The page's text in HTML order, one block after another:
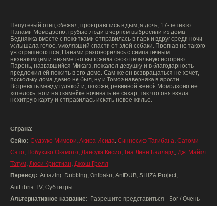
Непутевый отец сбежал, проигравшись в дым, а дочь, 17-летнюю
Нанами Момодзоно, грубые люди в черном выбросили из дома.
Бедняжка вместе с пожитками отправилась в парк и вдруг среди ночи
услышала голос, умолявший спасти от злой собаки. Прогнав не такого
уж страшного пса, Нанами разговорилась с симпатичным
незнакомцем и незаметно выложила свою печальную историю.
Парень, назвавшийся Микагэ, пожалел девушку и в благодарность
предложил ей пожить в его доме. Сам же он возвращаться не хочет,
поскольку дома давно не был, ну и Томоэ наверняка в ярости.
Встревать между гулякой и, похоже, ревнивой женой Момодзоно не
хотелось, но и на скамейке ночевать не сахар, так что она взяла
нехитрую карту и отправилась искать новое жилье.
Страна:
Сейю: Судзуко Мимори, Акира Исида, Синносукэ Татибана, Сатоми
Сато, Нобухико Окамото, Даисукэ Кисио, Тиа Линн Баллард, Дж. Майкл
Татум, Люси Кристиан, Джош Грелл
Перевод: Amazing Dubbing, Onibaku, AniDUB, SHIZA Project,
AniLibria.TV, Субтитры
Альтернативное название: Разрешите представиться - Бог / Очень